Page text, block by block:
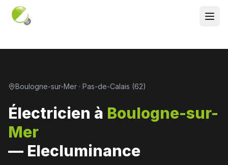
Boulogne-sur-Mer · Pas-de-Calais (62)
Électricien à Boulogne-sur-
Mer
— Elecluminance